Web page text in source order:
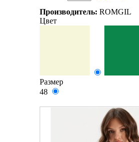
Производитель: ROMGIL
Цвет
Размер
48